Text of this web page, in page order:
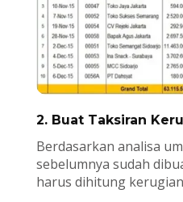
2. Buat Taksiran
Berdasarkan analisa
sebelumnya sudah
harus dihitung